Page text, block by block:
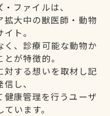
ファイルは、
拡大中の獣医師・動物
ト。
く、診療可能な動物か
が特徴的。
対する想いを取材し記
し、
健康管理を行うユーザ
います。